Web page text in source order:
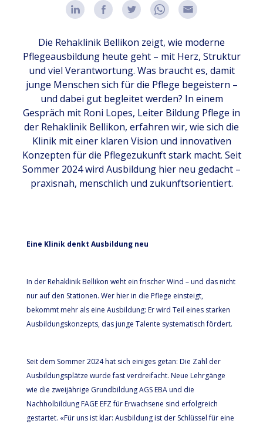
Die Rehaklinik Bellikon zeigt, wie moderne
Pflegeausbildung heute geht – mit Herz, Struktur
und viel Verantwortung. Was braucht es, damit
junge Menschen sich für die Pflege begeistern –
und dabei gut begleitet werden? In einem
Gespräch mit Roni Lopes, Leiter Bildung Pflege in
der Rehaklinik Bellikon, erfahren wir, wie sich die
Klinik mit einer klaren Vision und innovativen
Konzepten für die Pflegezukunft stark macht. Seit
Sommer 2024 wird Ausbildung hier neu gedacht –
praxisnah, menschlich und zukunftsorientiert.
Eine Klinik denkt Ausbildung neu
In der Rehaklinik Bellikon weht ein frischer Wind – und das nicht
nur auf den Stationen. Wer hier in die Pflege einsteigt,
bekommt mehr als eine Ausbildung: Er wird Teil eines starken
Ausbildungskonzepts, das junge Talente systematisch fördert.
Seit dem Sommer 2024 hat sich einiges getan: Die Zahl der
Ausbildungsplätze wurde fast verdreifacht. Neue Lehrgänge
wie die zweijährige Grundbildung AGS EBA und die
Nachholbildung FAGE EFZ für Erwachsene sind erfolgreich
gestartet. «Für uns ist klar: Ausbildung ist der Schlüssel für eine